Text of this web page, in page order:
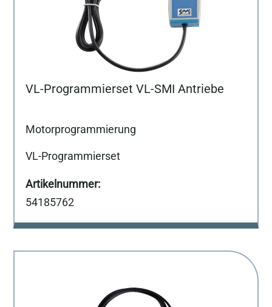
VL-Programmierset VL-SMI Antriebe
Motorprogrammierung
VL-Programmierset
54185762